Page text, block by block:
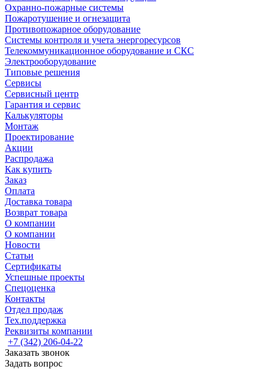
Охранно-пожарные системы
Пожаротушение и огнезащита
Противопожарное оборудование
Системы контроля и учета энергоресурсов
Телекоммуникационное оборудование и СКС
Электрооборудование
Типовые решения
Сервисы
Сервисный центр
Гарантия и сервис
Калькуляторы
Монтаж
Проектирование
Акции
Распродажа
Как купить
Заказ
Оплата
Доставка товара
Возврат товара
О компании
О компании
Новости
Статьи
Сертификаты
Успешные проекты
Спецоценка
Контакты
Отдел продаж
Тех.поддержка
Реквизиты компании
+7 (342) 206-04-22
Заказать звонок
Задать вопрос